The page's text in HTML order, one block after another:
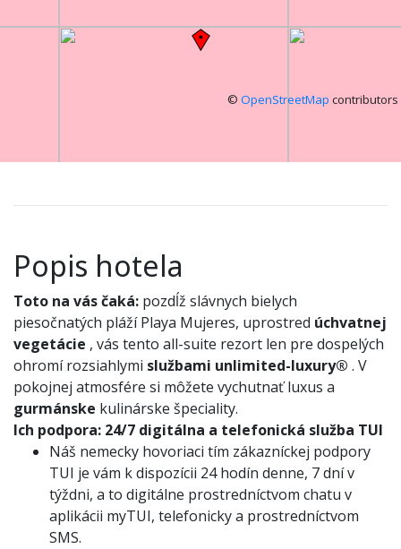
© OpenStreetMap contributors
Popis hotela
Toto na vás čaká: pozdĺž slávnych bielych
piesočnatých pláží Playa Mujeres, uprostred úchvatnej
vegetácie , vás tento all-suite rezort len pre dospelých
ohromí rozsiahlymi službami unlimited-luxury® . V
pokojnej atmosfére si môžete vychutnať luxus a
gurmánske kulinárske špeciality.
Ich podpora: 24/7 digitálna a telefonická služba TUI
Náš nemecky hovoriaci tím zákazníckej podpory
TUI je vám k dispozícii 24 hodín denne, 7 dní v
týždni, a to digitálne prostredníctvom chatu v
aplikácii myTUI, telefonicky a prostredníctvom
SMS.